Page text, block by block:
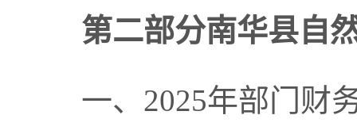
第二部分南华县自
一、2025年部门财